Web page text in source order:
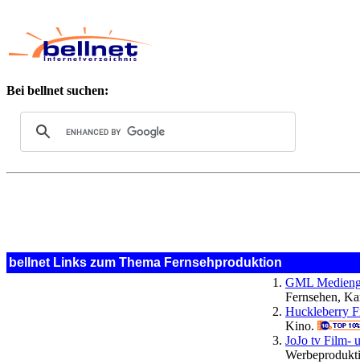
Bei bellnet suchen:
bellnet Links zum Thema Fernsehproduktion
GML
Fernsehen,
Huckleberry
Kino.
JoJo tv Film-